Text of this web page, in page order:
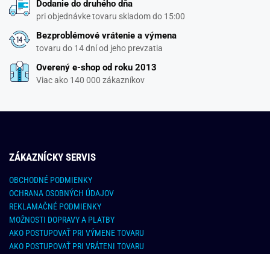
Dodanie do druhého dňa
pri objednávke tovaru skladom do 15:00
Bezproblémové vrátenie a výmena
tovaru do 14 dní od jeho prevzatia
Overený e-shop od roku 2013
Viac ako 140 000 zákazníkov
ZÁKAZNÍCKY SERVIS
OBCHODNÉ PODMIENKY
OCHRANA OSOBNÝCH ÚDAJOV
REKLAMAČNÉ PODMIENKY
MOŽNOSTI DOPRAVY A PLATBY
AKO POSTUPOVAŤ PRI VÝMENE TOVARU
AKO POSTUPOVAŤ PRI VRÁTENI TOVARU